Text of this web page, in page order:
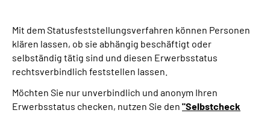
Beratung & Kontakt
Experten
Über uns & Presse
Mit dem Statusfeststellungsverfahren können Personen
klären lassen, ob sie abhängig beschäftigt oder
selbständig tätig sind und diesen Erwerbsstatus
rechtsverbindlich feststellen lassen.
Möchten Sie nur unverbindlich und anonym Ihren
Erwerbsstatus checken, nutzen Sie den "Selbstcheck